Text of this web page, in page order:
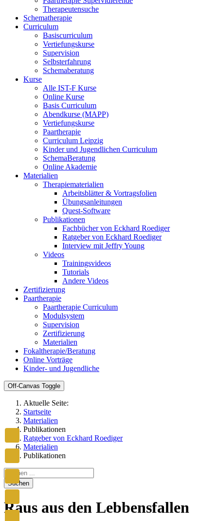
Therapeutensuche
Schematherapie
Curriculum
Basiscurriculum
Vertiefungskurse
Supervision
Selbsterfahrung
Schemaberatung
Kurse
Alle IST-F Kurse
Online Kurse
Basis Curriculum
Abendkurse (MAPP)
Vertiefungskurse
Paartherapie
Curriculum Leipzig
Kinder und Jugendlichen Curriculum
SchemaBeratung
Online Akademie
Materialien
Therapiematerialien
Arbeitsblätter & Vortragsfolien
Übungsanleitungen
Quest-Software
Publikationen
Fachbücher von Eckhard Roediger
Ratgeber von Eckhard Roediger
Interview mit Jeffry Young
Videos
Trainingsvideos
Tutorials
Andere Videos
Zertifizierung
Paartherapie
Paartherapie Curriculum
Modulsystem
Supervision
Zertifizierung
Materialien
Fokaltherapie/Beratung
Online Vorträge
Kinder- und Jugendliche
Off-Canvas Toggle
Aktuelle Seite:
Startseite
Materialien
Publikationen
Ratgeber von Eckhard Roediger
Materialien
Publikationen
Suchen
Raus aus den Lebbensfallen